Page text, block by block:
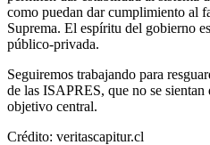
como puedan dar cumplimiento al
Suprema. El espíritu del gobierno
público-privada.
Seguiremos trabajando para
de las ISAPRES, que no se sientan
objetivo central.
Crédito: veritascapitur.cl